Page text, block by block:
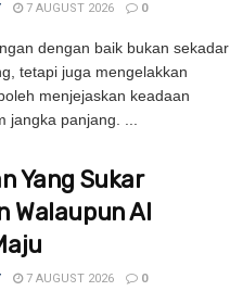
7 AUGUST 2026 0
dengan baik bukan sekadar
tetapi juga mengelakkan
menjejaskan keadaan
jangka panjang. ...
Yang Sukar
Walaupun AI
7 AUGUST 2026 0